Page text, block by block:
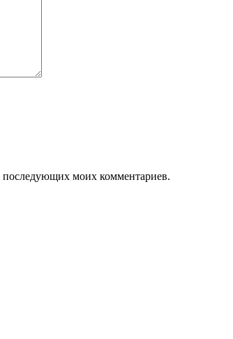
последующих моих комментариев.